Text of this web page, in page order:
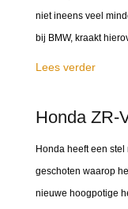
niet ineens veel
bij BMW, kraakt
Lees verder
Honda ZR-
Honda heeft een
geschoten waarop
nieuwe hoogpotige